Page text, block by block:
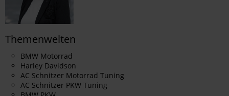
Themenwelten
BMW Motorrad
Harley Davidson
AC Schnitzer Motorrad Tuning
AC Schnitzer PKW Tuning